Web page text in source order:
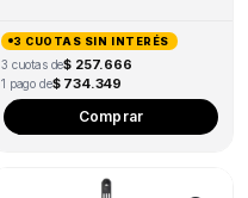
3 CUOTAS SIN INTERÉS
3 cuotas de$ 257.666
1 pago de$ 734.349
Comprar